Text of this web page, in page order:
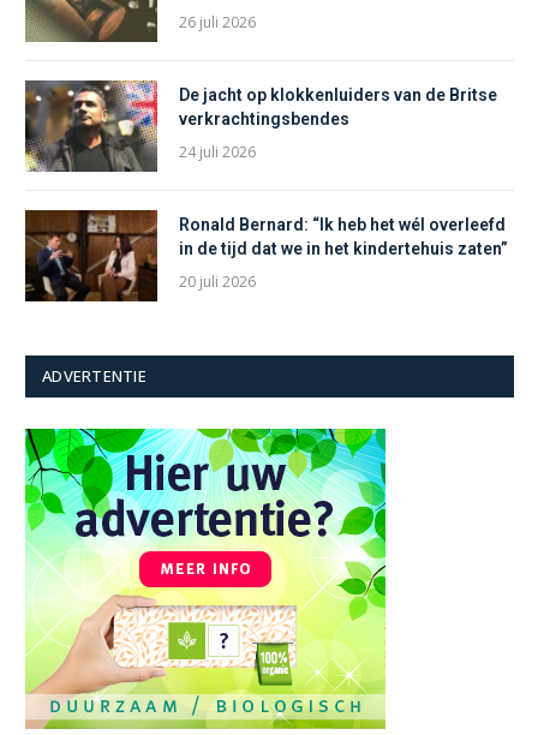
26 juli 2026
De jacht op klokkenluiders van de Britse
verkrachtingsbendes
24 juli 2026
Ronald Bernard: “Ik heb het wél overleefd
in de tijd dat we in het kindertehuis zaten”
20 juli 2026
ADVERTENTIE